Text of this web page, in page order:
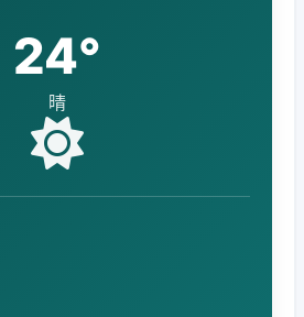
24°
晴